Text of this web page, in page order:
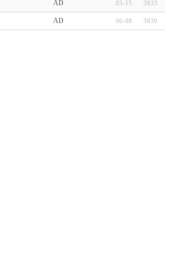
AD 05-15 3833
AD 06-08 3830